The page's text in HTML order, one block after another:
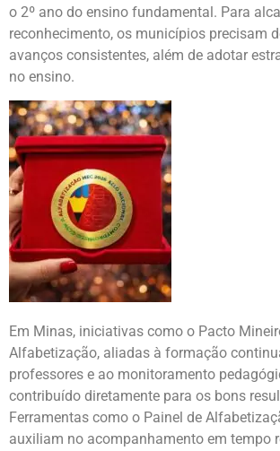
o 2º ano do ensino fundamental. Para
reconhecimento, os municípios precisam
avanços consistentes, além de adotar
no ensino.
Em Minas, iniciativas como o Pacto
Alfabetização, aliadas à formação
professores e ao monitoramento
contribuído diretamente para os bons
Ferramentas como o Painel de
auxiliam no acompanhamento em tempo